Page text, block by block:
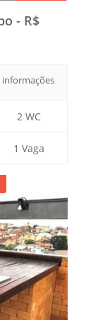
- R$
informações
2 WC
1 Vaga